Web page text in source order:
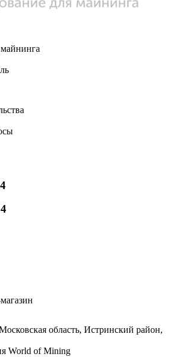
область, Истринский район,
World of Mining